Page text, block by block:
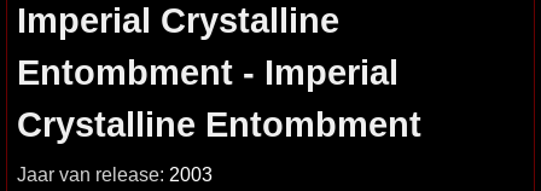
Imperial Crystalline
Entombment - Imperial
Crystalline Entombment
Jaar van release: 2003